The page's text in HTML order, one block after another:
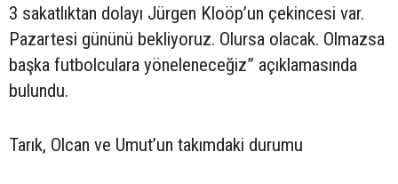
3 sakatlıktan dolayı Jürgen Kloöp’un çekincesi var.
Pazartesi gününü bekliyoruz. Olursa olacak. Olmazsa
başka futbolculara yöneleneceğiz” açıklamasında
bulundu.
Tarık, Olcan ve Umut’un takımdaki durumu